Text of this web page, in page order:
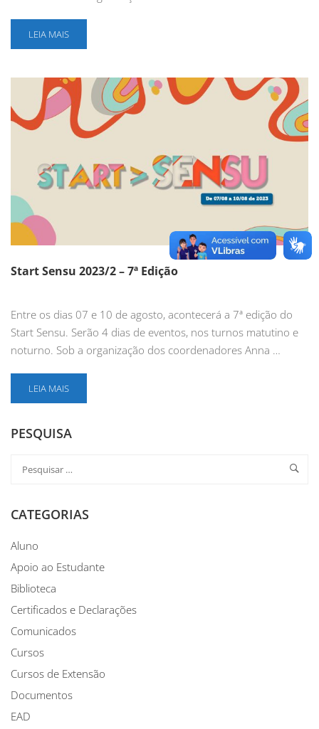
LEIA MAIS
Start Sensu 2023/2 – 7ª Edição
Entre os dias 07 e 10 de agosto, acontecerá a 7ª edição do
Start Sensu. Serão 4 dias de eventos, nos turnos matutino e
noturno. Sob a organização dos coordenadores Anna …
LEIA MAIS
PESQUISA
CATEGORIAS
Aluno
Apoio ao Estudante
Biblioteca
Certificados e Declarações
Comunicados
Cursos
Cursos de Extensão
Documentos
EAD